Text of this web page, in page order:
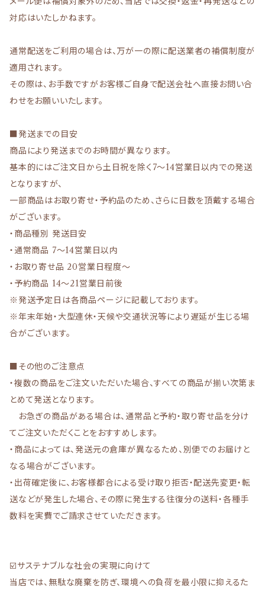
対応はいたしかねます。
通常配送をご利用の場合は、万が一の際に配送業者の補償制度が
適用されます。
その際は、お手数ですがお客様ご自身で配送会社へ直接お問い合
わせをお願いいたします。
■発送までの目安
商品により発送までのお時間が異なります。
基本的にはご注文日から土日祝を除く7〜14営業日以内での発送
となりますが、
一部商品はお取り寄せ・予約品のため、さらに日数を頂戴する場合
がございます。
・商品種別 発送目安
・通常商品 7〜14営業日以内
・お取り寄せ品 20営業日程度〜
・予約商品 14〜21営業日前後
※発送予定日は各商品ページに記載しております。
※年末年始・大型連休・天候や交通状況等により遅延が生じる場
合がございます。
■その他のご注意点
・複数の商品をご注文いただいた場合、すべての商品が揃い次第ま
とめて発送となります。
お急ぎの商品がある場合は、通常品と予約・取り寄せ品を分け
てご注文いただくことをおすすめします。
・商品によっては、発送元の倉庫が異なるため、別便でのお届けと
なる場合がございます。
・出荷確定後に、お客様都合による受け取り拒否・配送先変更・転
送などが発生した場合、その際に発生する往復分の送料・各種手
数料を実費でご請求させていただきます。
☑️サステナブルな社会の実現に向けて
当店では、無駄な廃棄を防ぎ、環境への負荷を最小限に抑えるた